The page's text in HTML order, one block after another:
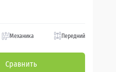
Механика Передний
Сравнить